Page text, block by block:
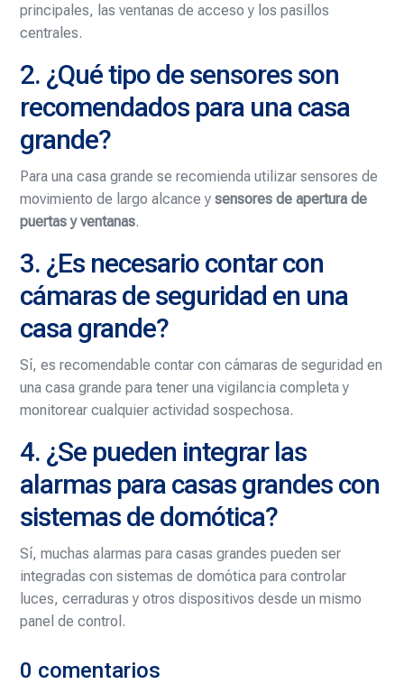
principales, las ventanas de acceso y los pasillos
centrales.
2. ¿Qué tipo de sensores son
recomendados para una casa
grande?
Para una casa grande se recomienda utilizar sensores de
movimiento de largo alcance ysensores de apertura de
puertas y ventanas.
3. ¿Es necesario contar con
cámaras de seguridad en una
casa grande?
Sí, es recomendable contar con cámaras de seguridad en
una casa grande para tener una vigilancia completa y
monitorear cualquier actividad sospechosa.
4. ¿Se pueden integrar las
alarmas para casas grandes con
sistemas de domótica?
Sí, muchas alarmas para casas grandes pueden ser
integradas con sistemas de domótica para controlar
luces, cerraduras y otros dispositivos desde un mismo
panel de control.
0 comentarios